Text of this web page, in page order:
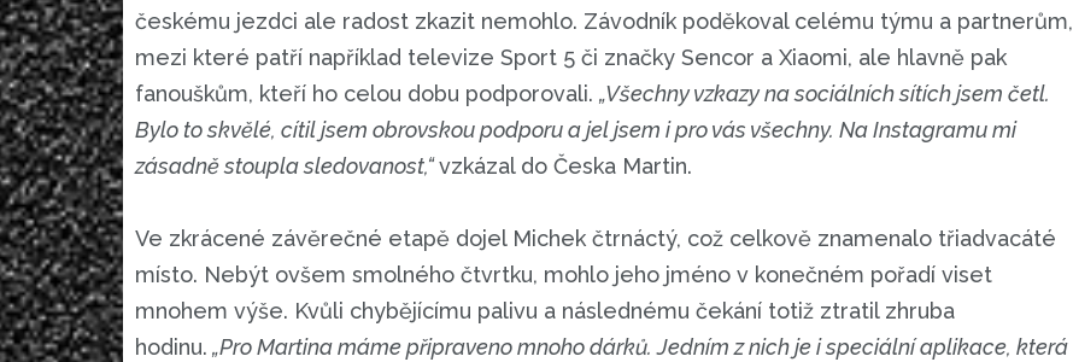
českému jezdci ale radost zkazit nemohlo. Závodník poděkoval celému týmu a partnerům,
mezi které patří například televize Sport 5 či značky Sencor a Xiaomi, ale hlavně pak
fanouškům, kteří ho celou dobu podporovali. „Všechny vzkazy na sociálních sítích jsem četl.
Bylo to skvělé, cítil jsem obrovskou podporu a jel jsem i pro vás všechny. Na Instagramu mi
zásadně stoupla sledovanost,“vzkázal do Česka Martin.
Ve zkrácené závěrečné etapě dojel Michek čtrnáctý, což celkově znamenalo třiadvacáté
místo. Nebýt ovšem smolného čtvrtku, mohlo jeho jméno v konečném pořadí viset
mnohem výše. Kvůli chybějícímu palivu a následnému čekání totiž ztratil zhruba
hodinu. „Pro Martina máme připraveno mnoho dárků. Jedním z nich je i speciální aplikace, která